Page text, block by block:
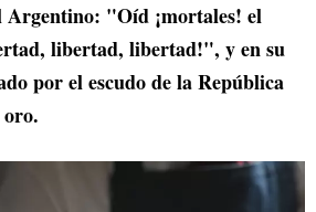
Argentino: "Oíd ¡mortales! el
libertad, libertad!", y en su
por el escudo de la República